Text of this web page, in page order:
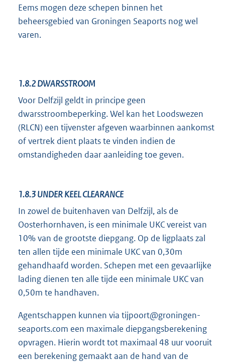
Eems mogen deze schepen binnen het
beheersgebied van Groningen Seaports nog wel
varen.
1.8.2DWARSSTROOM
Voor Delfzijl geldt in principe geen
dwarsstroombeperking. Wel kan het Loodswezen
(RLCN) een tijvenster afgeven waarbinnen aankomst
of vertrek dient plaats te vinden indien de
omstandigheden daar aanleiding toe geven.
1.8.3UNDER KEEL CLEARANCE
In zowel de buitenhaven van Delfzijl, als de
Oosterhornhaven, is een minimale UKC vereist van
10% van de grootste diepgang. Op de ligplaats zal
ten allen tijde een minimale UKC van 0,30m
gehandhaafd worden. Schepen met een gevaarlijke
lading dienen ten alle tijde een minimale UKC van
0,50m te handhaven.
Agentschappen kunnen via tijpoort@groningen-
seaports.com een maximale diepgangsberekening
opvragen. Hierin wordt tot maximaal 48 uur vooruit
een berekening gemaakt aan de hand van de